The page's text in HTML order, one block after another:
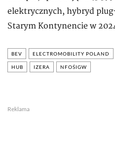
elektrycznych, hybryd
Starym Kontynencie w
BEV ELECTROMOBILITY POLAND
HUB IZERA NFOŚIGW
Reklama